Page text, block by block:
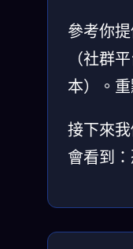
參考你
（社群
本）。
接下來
會看到